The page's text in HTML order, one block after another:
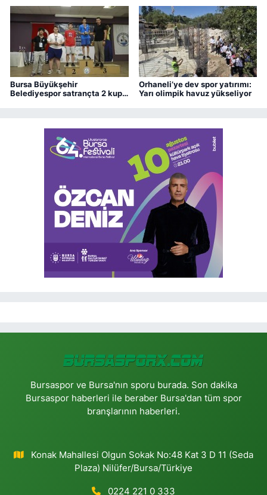
Bursa Büyükşehir
Belediyespor satrançta 2 kupa
Orhaneli’ye dev spor yatırımı:
Yarı olimpik havuz yükseliyor
Bursaspor ve Bursa'nın sporu burada. Son dakika
Bursaspor haberleri ile beraber Bursa'dan tüm spor
branşlarının haberleri.
Konak Mahallesi Olgun Sokak No:48 Kat 3 D 11 (Seda
Plaza) Nilüfer/Bursa/Türkiye
0224 221 0 333